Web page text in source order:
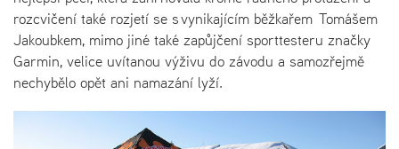
rozcvičení také rozjetí se s vynikajícím běžkařem Tomášem
Jakoubkem, mimo jiné také zapůjčení sporttesteru značky
Garmin, velice uvítanou výživu do závodu a samozřejmě
nechybělo opět ani namazání lyží.